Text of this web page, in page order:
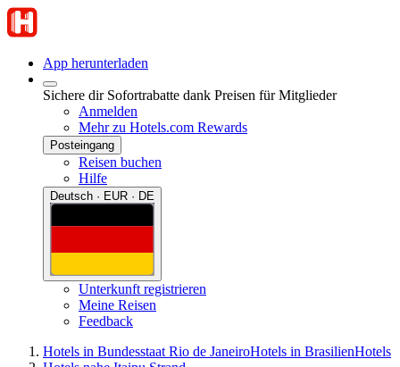
App herunterladen
Sichere dir Sofortrabatte dank Preisen für Mitglieder
Anmelden
Mehr zu Hotels.com Rewards
Posteingang
Reisen buchen
Hilfe
Deutsch · EUR · DE
Unterkunft registrieren
Meine Reisen
Feedback
Hotels in Bundesstaat Rio de JaneiroHotels in BrasilienHotels